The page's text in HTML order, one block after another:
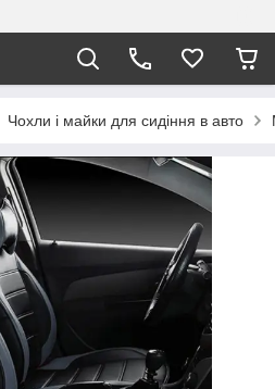
Чохли і майки для сидіння в авто